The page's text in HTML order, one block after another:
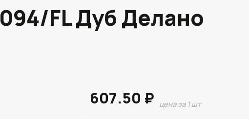
FL Дуб Делано
607.50 ₽ цена за 1 шт